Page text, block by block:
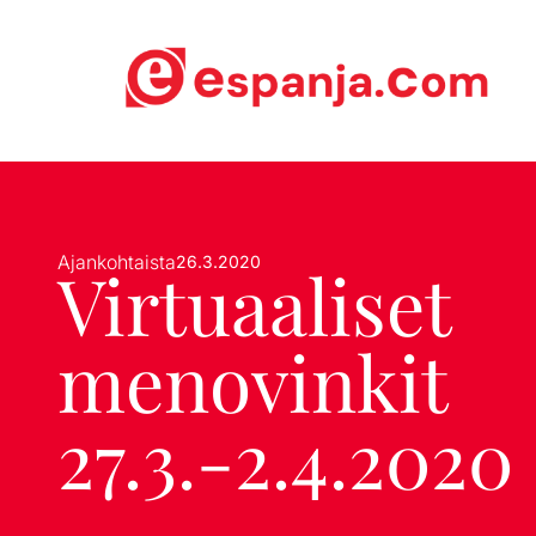
Ajankohtaista26.3.2020
Virtuaaliset
menovinkit
27.3.-2.4.2020